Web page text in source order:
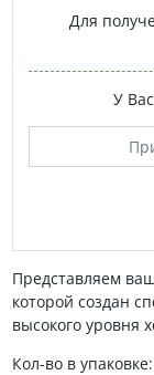
Для
У
Представляем
которой создан
высокого уровня
Кол-во в